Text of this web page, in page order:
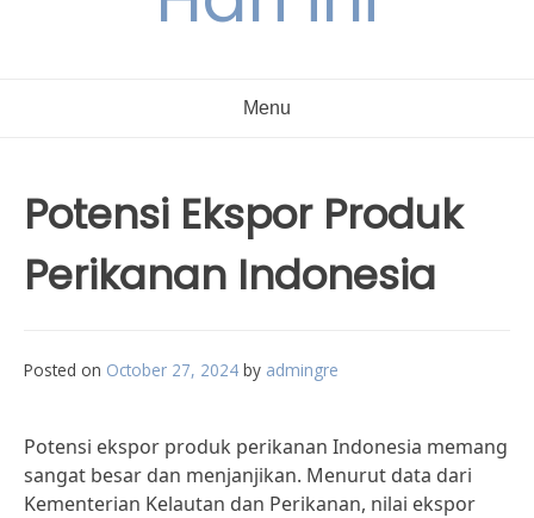
Menu
Potensi Ekspor Produk
Perikanan Indonesia
Posted on October 27, 2024 by admingre
Potensi ekspor produk perikanan Indonesia memang
sangat besar dan menjanjikan. Menurut data dari
Kementerian Kelautan dan Perikanan, nilai ekspor